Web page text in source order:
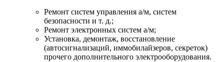
Ремонт систем управления а/м, систем
безопасности и т. д.;
Ремонт электронных систем а/м;
Установка, демонтаж, восстановление
(автосигнализаций, иммобилайзеров, секреток)
прочего дополнительного электрооборудования.